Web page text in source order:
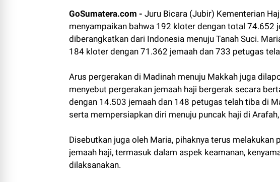
GoSumatera.com - Juru Bicara (Jubir) Kementerian
menyampaikan bahwa 192 kloter dengan total 74.652
diberangkatkan dari Indonesia menuju Tanah Suci.
184 kloter dengan 71.362 jemaah dan 733 petugas
Arus pergerakan di Madinah menuju Makkah juga
menyebut pergerakan jemaah haji bergerak secara
dengan 14.503 jemaah dan 148 petugas telah tiba di
serta mempersiapkan diri menuju puncak haji di
Disebutkan juga oleh Maria, pihaknya terus
jemaah haji, termasuk dalam aspek keamanan,
dilaksanakan.